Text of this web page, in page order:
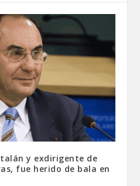
y exdirigente de
fue herido de bala en